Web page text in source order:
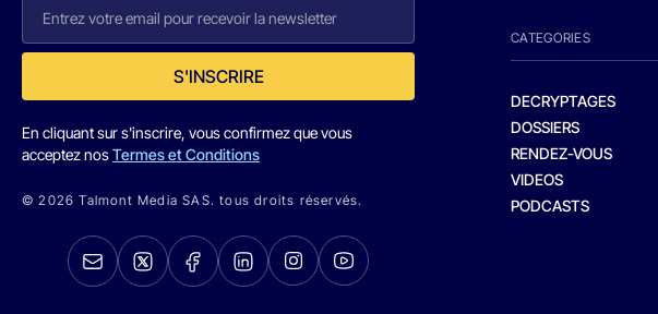
S'INSCRIRE
En cliquant sur s'inscrire, vous confirmez que vous
acceptez nosTermes et Conditions
© 2026 Talmont Media SAS. tous droits réservés.
CATEGORIES
DECRYPTAGES
DOSSIERS
RENDEZ-VOUS
VIDEOS
PODCASTS